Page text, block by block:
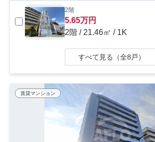
2階
5.65万円
2階 / 21.46㎡ / 1K
すべて見る（全8戸）
賃貸マンション